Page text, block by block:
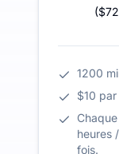
($72
1200
$10
heures
fois.